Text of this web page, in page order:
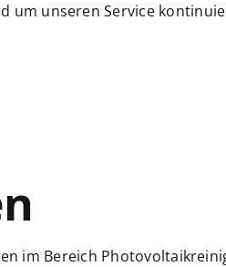
um unseren Service
im Bereich